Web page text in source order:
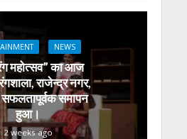
NEWS
महोत्सव” का आज
राजेन्द्र नगर,
समापन
हुआ।
2 weeks ago